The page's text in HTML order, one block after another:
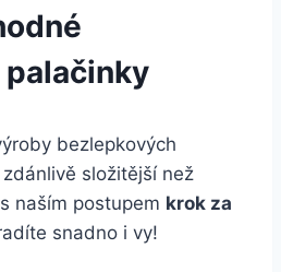
bezlepkových
složitější než
naším postupem krok za
snadno i vy!